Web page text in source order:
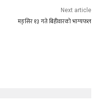
Next article
मङ्सिर १३ गते बिहीवारको भाग्यफल